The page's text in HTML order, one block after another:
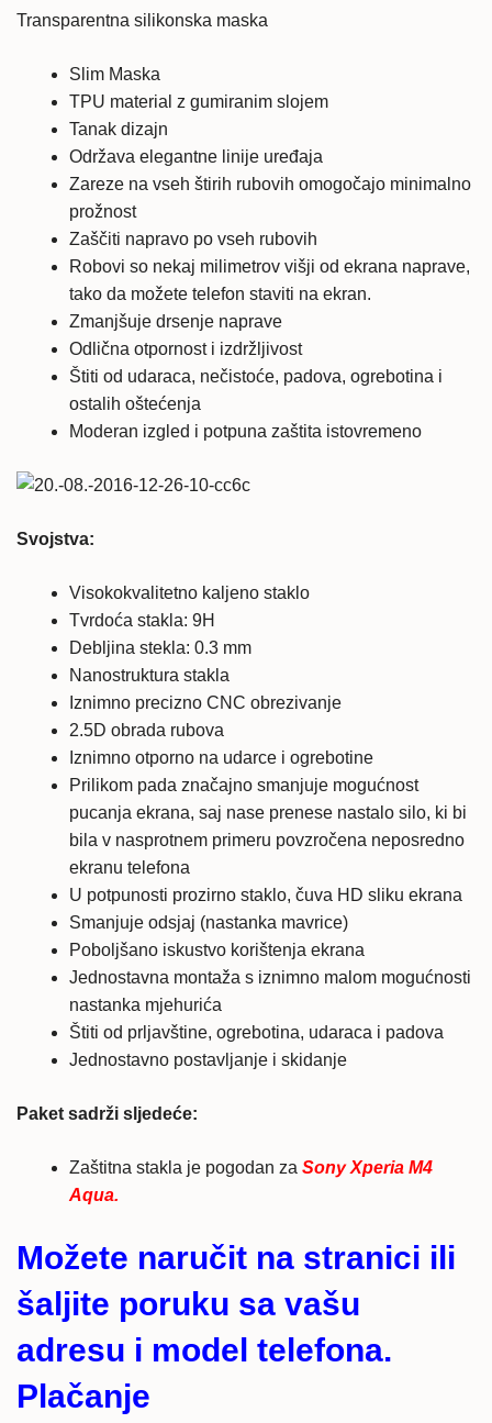
Transparentna silikonska maska
Slim Maska
TPU material z gumiranim slojem
Tanak dizajn
Održava elegantne linije uređaja
Zareze na vseh štirih rubovih omogočajo minimalno
prožnost
Zaščiti napravo po vseh rubovih
Robovi so nekaj milimetrov višji od ekrana naprave,
tako da možete telefon staviti na ekran.
Zmanjšuje drsenje naprave
Odlična otpornost i izdržljivost
Štiti od udaraca, nečistoće, padova, ogrebotina i
ostalih oštećenja
Moderan izgled i potpuna zaštita istovremeno
Svojstva:
Visokokvalitetno kaljeno staklo
Tvrdoća stakla: 9H
Debljina stekla: 0.3 mm
Nanostruktura stakla
Iznimno precizno CNC obrezivanje
2.5D obrada rubova
Iznimno otporno na udarce i ogrebotine
Prilikom pada značajno smanjuje mogućnost
pucanja ekrana, saj nase prenese nastalo silo, ki bi
bila v nasprotnem primeru povzročena neposredno
ekranu telefona
U potpunosti prozirno staklo, čuva HD sliku ekrana
Smanjuje odsjaj (nastanka mavrice)
Poboljšano iskustvo korištenja ekrana
Jednostavna montaža s iznimno malom mogućnosti
nastanka mjehurića
Štiti od prljavštine, ogrebotina, udaraca i padova
Jednostavno postavljanje i skidanje
Paket sadrži sljedeće:
Zaštitna stakla je pogodan za Sony Xperia M4
Aqua.
Možete naručit na stranici ili
šaljite poruku sa vašu
adresu i model telefona.
Plačanje